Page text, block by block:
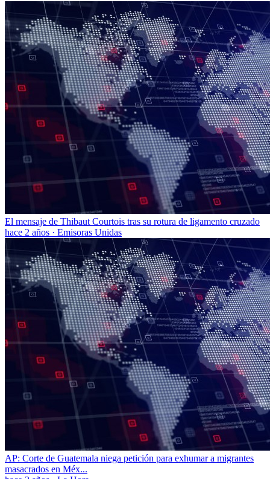
El mensaje de Thibaut Courtois tras su rotura de ligamento cruzado
hace 2 años · Emisoras Unidas
AP: Corte de Guatemala niega petición para exhumar a migrantes
masacrados en Méx...